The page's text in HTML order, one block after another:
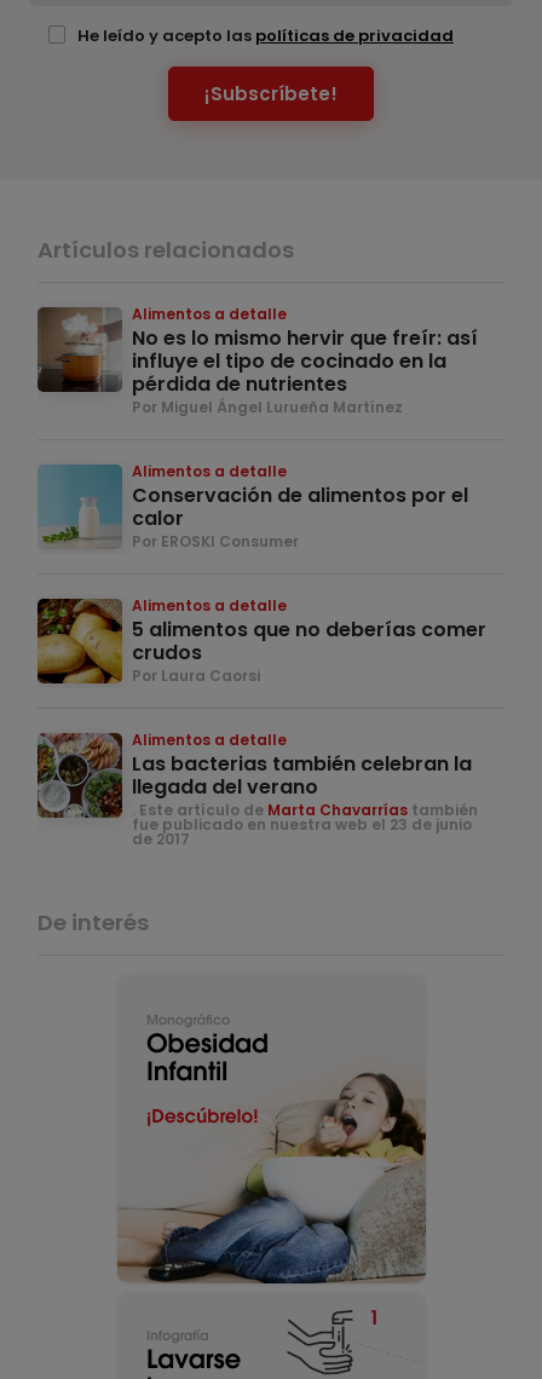
He leído y acepto las políticas de privacidad
¡Subscríbete!
Artículos relacionados
Alimentos a detalle
No es lo mismo hervir que freír: así
influye el tipo de cocinado en la
pérdida de nutrientes
Por Miguel Ángel Lurueña Martínez
Alimentos a detalle
Conservación de alimentos por el
calor
Por EROSKI Consumer
Alimentos a detalle
5 alimentos que no deberías comer
crudos
Por Laura Caorsi
Alimentos a detalle
Las bacterias también celebran la
llegada del verano
. Este artículo de Marta Chavarrías también
fue publicado en nuestra web el 23 de junio
de 2017
De interés